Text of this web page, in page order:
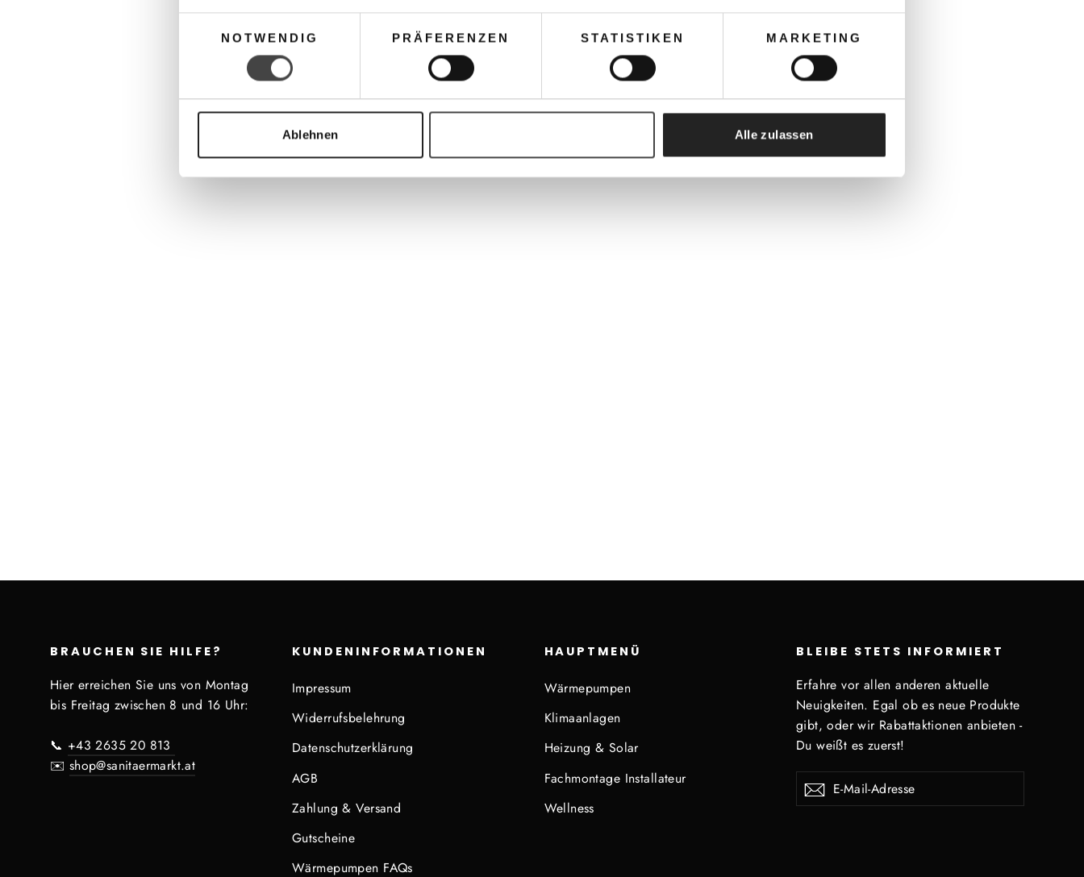
NOTWENDIG
PRÄFERENZEN STATISTIKEN MARKETING
Ablehnen Alle zulassen
Kunden kauften auch
BRAUCHEN SIE HILFE?
Hier erreichen Sie uns von Montag
bis Freitag zwischen 8 und 16 Uhr:
📞 +43 2635 20 813
✉️ shop@sanitaermarkt.at
KUNDENINFORMATIONEN
Impressum
Widerrufsbelehrung
Datenschutzerklärung
AGB
Zahlung & Versand
Gutscheine
Wärmepumpen FAQs
HAUPTMENÜ
Wärmepumpen
Klimaanlagen
Heizung & Solar
Fachmontage Installateur
Wellness
BLEIBE STETS INFORMIERT
Erfahre vor allen anderen aktuelle
Neuigkeiten. Egal ob es neue Produkte
gibt, oder wir Rabattaktionen anbieten -
Du weißt es zuerst!
E-
Mail-
Abonnieren